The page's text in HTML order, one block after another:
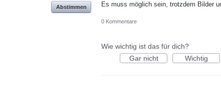
Es muss möglich sein, trotzdem Bilder
Abstimmen
0 Kommentare
Wie wichtig ist das für dich?
Gar nicht
Wichtig